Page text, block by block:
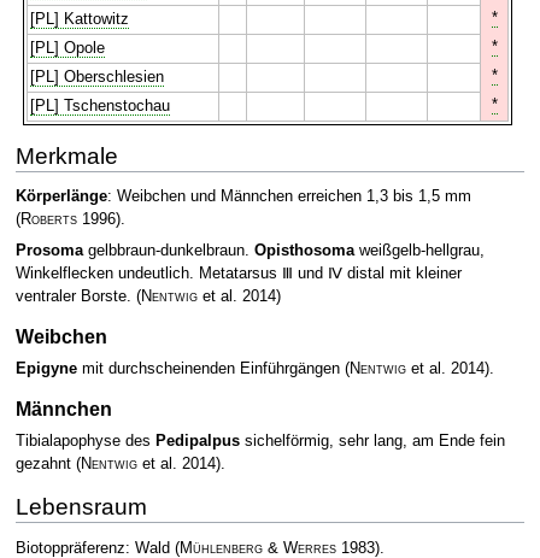
[PL] Kattowitz
*
[PL] Opole
*
[PL] Oberschlesien
*
[PL] Tschenstochau
*
Merkmale
Körperlänge: Weibchen und Männchen erreichen 1,3 bis 1,5 mm
(Roberts1996).
Prosomagelbbraun-dunkelbraun. Opisthosomaweißgelb-hellgrau,
Winkelflecken undeutlich. Metatarsus Ⅲ und Ⅳ distal mit kleiner
ventraler Borste. (Nentwiget al. 2014)
Weibchen
Epigynemit durchscheinenden Einführgängen (Nentwiget al. 2014).
Männchen
Tibialapophyse des Pedipalpussichelförmig, sehr lang, am Ende fein
gezahnt (Nentwiget al. 2014).
Lebensraum
Biotoppräferenz: Wald (Mühlenberg & Werres1983).